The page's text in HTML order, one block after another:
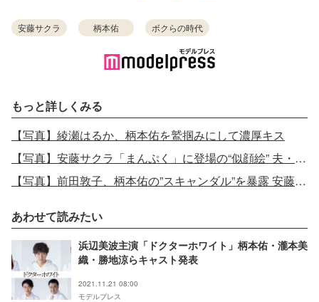
安藤サクラ 柄本佑 ボクらの時代
もっと詳しくみる
【写真】綾瀬はるか、柄本佑を鷲掴みにして濃厚キス
【写真】安藤サクラ「まんぷく」に登場の“似顔絵” 夫・柄本佑作だった
【写真】前田敦子、柄本佑の”スキャンダル”を暴露 安藤サクラとのLINEグループで…
あわせて読みたい
浜辺美波主演「ドクターホワイト」柄本佑・瀧本美
織・勝地涼らキャスト発表
2021.11.21 08:00
モデルプレス